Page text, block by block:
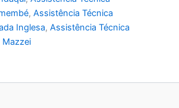
, Assistência Técnica
Inglesa, Assistência Técnica
Mazzei